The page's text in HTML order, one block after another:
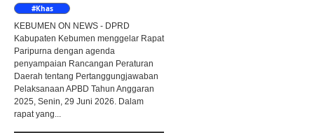
#Khas
KEBUMEN ON NEWS - DPRD
Kabupaten Kebumen menggelar Rapat
Paripurna dengan agenda
penyampaian Rancangan Peraturan
Daerah tentang Pertanggungjawaban
Pelaksanaan APBD Tahun Anggaran
2025, Senin, 29 Juni 2026. Dalam
rapat yang...